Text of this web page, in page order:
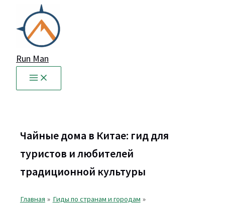
содержимому
Run Man
Чайные дома в Китае: гид для
туристов и любителей
традиционной культуры
Главная
Гиды по странам и городам